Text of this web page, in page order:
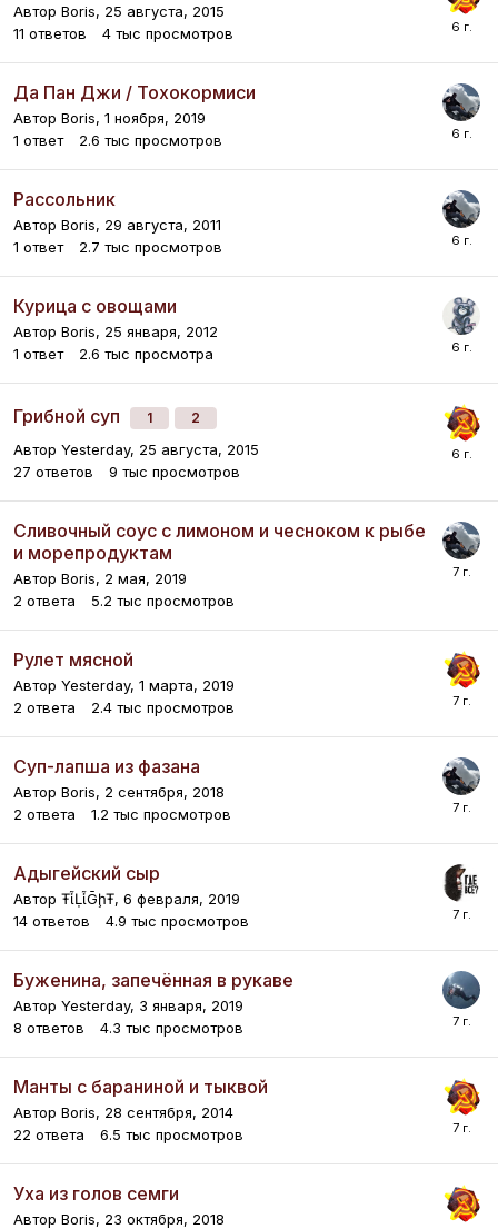
Автор Boris, 25 августа, 2015
11 ответов 4 тыс просмотров
Да Пан Джи / Тохокормиси
Автор Boris, 1 ноября, 2019
1 ответ 2.6 тыс просмотров
Рассольник
Автор Boris, 29 августа, 2011
1 ответ 2.7 тыс просмотров
Курица с овощами
Автор Boris, 25 января, 2012
1 ответ 2.6 тыс просмотра
Грибной суп 1 2
Автор Yesterday, 25 августа, 2015
27 ответов 9 тыс просмотров
Сливочный соус с лимоном и чесноком к рыбе
и морепродуктам
Автор Boris, 2 мая, 2019
2 ответа 5.2 тыс просмотров
Рулет мясной
Автор Yesterday, 1 марта, 2019
2 ответа 2.4 тыс просмотров
Суп-лапша из фазана
Автор Boris, 2 сентября, 2018
2 ответа 1.2 тыс просмотров
Адыгейский сыр
Автор ŦᾡἷḶἷḠḩŦ, 6 февраля, 2019
14 ответов 4.9 тыс просмотров
Буженина, запечённая в рукаве
Автор Yesterday, 3 января, 2019
8 ответов 4.3 тыс просмотров
Манты с бараниной и тыквой
Автор Boris, 28 сентября, 2014
22 ответа 6.5 тыс просмотров
Уха из голов семги
Автор Boris, 23 октября, 2018